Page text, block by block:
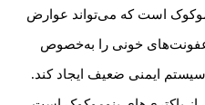
است که می‌تواند عوارض
عفونت‌های خونی را به‌خصوص
سیستم ایمنی ضعیف ایجاد کند.